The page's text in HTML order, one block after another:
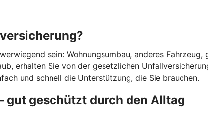
sein: Wohnungsumbau, anderes
erhalten Sie von der gesetzlichen
und schnell die Unterstützung, die Sie brauchen.
gut geschützt durch den Alltag